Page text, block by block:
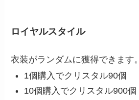
ロイヤルスタイル
衣装がランダムに獲得できます。
1個購入でクリスタル90個
10個購入でクリスタル900個